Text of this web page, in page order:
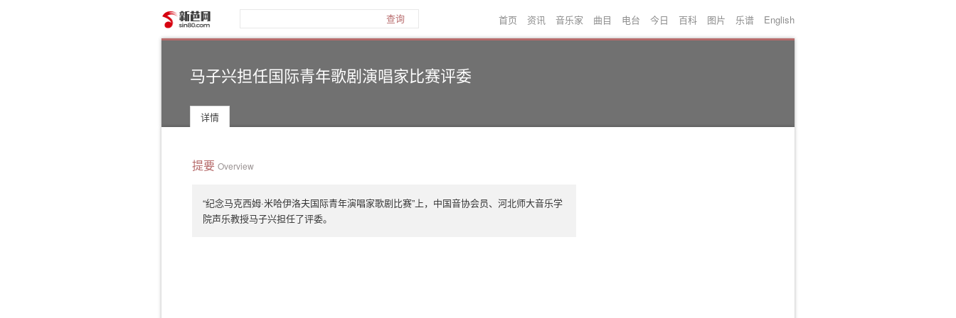
查询 首页 资讯 音乐家 曲目 电台 今日 百科 图片 乐谱 English
马子兴担任国际青年歌剧演唱家比赛评委
详情
提要 Overview
“纪念马克西姆·米哈伊洛夫国际青年演唱家歌剧比赛”上，中国音协会员、河北师大音乐学
院声乐教授马子兴担任了评委。